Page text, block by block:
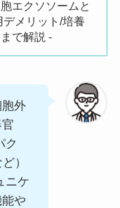
エクソソームと
メリット/培養
で解説 -
外
ク
）
ニケ
や